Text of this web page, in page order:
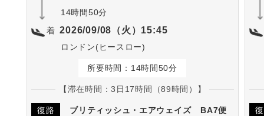
14時間50分
着 2026/09/08（火）15:45
ロンドン(ヒースロー)
所要時間：14時間50分
【滞在時間：3日17時間（89時間）】
復路 ブリティッシュ・エアウェイズ
BA7便